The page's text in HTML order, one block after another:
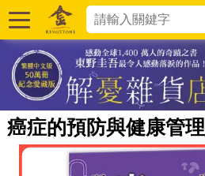
癌症的預防與健康管理